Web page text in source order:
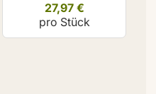
27,97 €
pro Stück